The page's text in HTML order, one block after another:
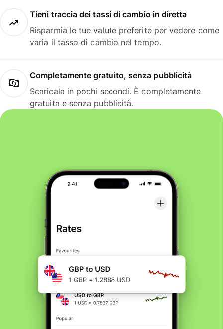
Tieni traccia dei tassi di cambio in diretta
Risparmia le tue valute preferite per vedere come
varia il tasso di cambio nel tempo.
Completamente gratuito, senza pubblicità
Scaricala in pochi secondi. È completamente
gratuita e senza pubblicità.